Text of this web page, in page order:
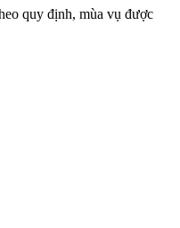
quy định, mùa vụ được